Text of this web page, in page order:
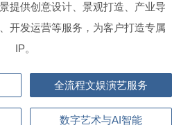
提供创意设计、景观打造、产业导
开发运营等服务，为客户打造专属
IP。
全流程文娱演艺服务
数字艺术与AI智能